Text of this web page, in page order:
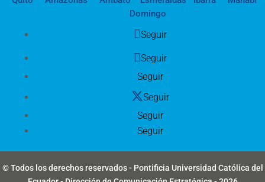
Domingo
Seguir
Seguir
Seguir
Seguir
Seguir
Seguir
© Todos los derechos reservados - Pontificia Universidad Católica del